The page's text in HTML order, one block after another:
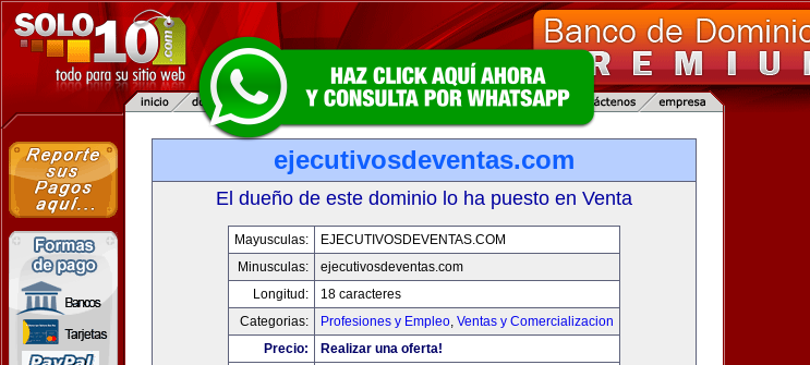
ejecutivosdeventas.com
El dueño de este dominio lo ha puesto en Venta
Mayusculas:
EJECUTIVOSDEVENTAS.COM
Minusculas:
ejecutivosdeventas.com
Longitud:
18 caracteres
Categorias:
Profesiones y Empleo, Ventas y Comercializacion
Precio:
Realizar una oferta!